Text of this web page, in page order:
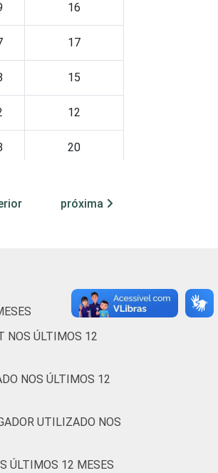
16
17
15
12
20
próxima
NOS ÚLTIMOS 12
NOS ÚLTIMOS 12
UTILIZADO NOS
ÚLTIMOS 12 MESES